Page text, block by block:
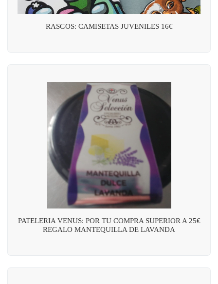
RASGOS: CAMISETAS JUVENILES 16€
PATELERIA VENUS: POR TU COMPRA SUPERIOR A 25€
REGALO MANTEQUILLA DE LAVANDA